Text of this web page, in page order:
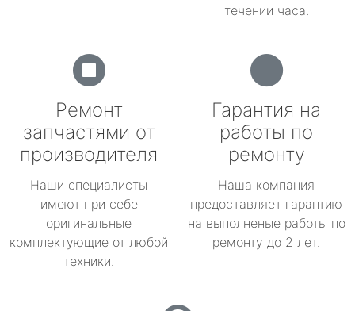
течении часа.
Ремонт
запчастями от
производителя
Наши специалисты
имеют при себе
оригинальные
комплектующие от любой
техники.
Гарантия на
работы по
ремонту
Наша компания
предоставляет гарантию
на выполненые работы по
ремонту до 2 лет.